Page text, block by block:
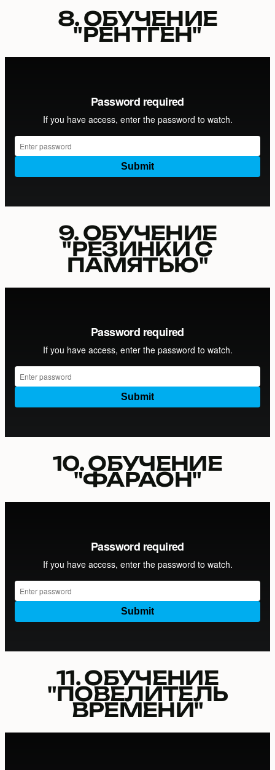
8. ОБУЧЕНИЕ
"РЕНТГЕН"
9. ОБУЧЕНИЕ
"РЕЗИНКИ С
ПАМЯТЬЮ"
10. ОБУЧЕНИЕ
"ФАРАОН"
11. ОБУЧЕНИЕ
"ПОВЕЛИТЕЛЬ
ВРЕМЕНИ"